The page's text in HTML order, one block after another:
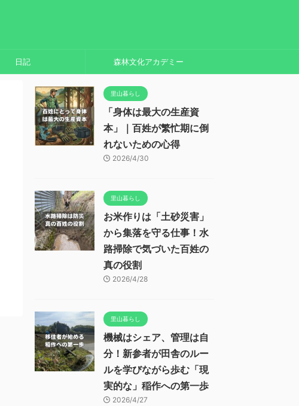
日記 森林文化アカデミー
里山暮らし
「身体は最大の生産資
本」｜百姓が繁忙期に倒
れないための心得
2026/4/30
里山暮らし
お米作りは「土砂災害」
から集落を守る仕事！水
路掃除で気づいた百姓の
真の役割
2026/4/28
里山暮らし
機械はシェア、管理は自
分！新参者が田舎のルー
ルを学びながら歩む「現
実的な」稲作への第一歩
2026/4/27